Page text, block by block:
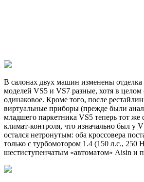
В салонах двух машин изменены
моделей VS5 и VS7 разные, хотя в
одинаковое. Кроме того, после
виртуальные приборы (прежде были
младшего паркетника VS5 теперь тот же
климат-контроля, что изначально был у
остался нетронутым: оба кроссовера
только с турбомотором 1.4 (150 л.с., 250
шестиступенчатым «автоматом» Aisin и